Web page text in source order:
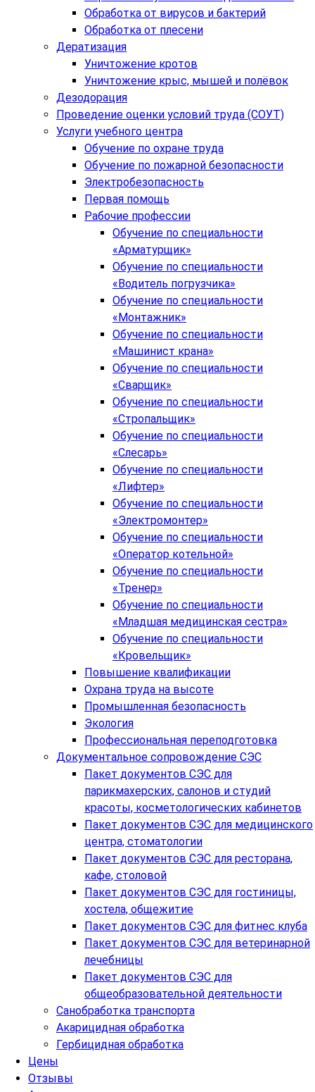
Обработка от вирусов и бактерий
Обработка от плесени
Дератизация
Уничтожение кротов
Уничтожение крыс, мышей и полёвок
Дезодорация
Проведение оценки условий труда (СОУТ)
Услуги учебного центра
Обучение по охране труда
Обучение по пожарной безопасности
Электробезопасность
Первая помощь
Рабочие профессии
Обучение по специальности
«Арматурщик»
Обучение по специальности
«Водитель погрузчика»
Обучение по специальности
«Монтажник»
Обучение по специальности
«Машинист крана»
Обучение по специальности
«Сварщик»
Обучение по специальности
«Стропальщик»
Обучение по специальности
«Слесарь»
Обучение по специальности
«Лифтер»
Обучение по специальности
«Электромонтер»
Обучение по специальности
«Оператор котельной»
Обучение по специальности
«Тренер»
Обучение по специальности
«Младшая медицинская сестра»
Обучение по специальности
«Кровельщик»
Повышение квалификации
Охрана труда на высоте
Промышленная безопасность
Экология
Профессиональная переподготовка
Документальное сопровождение СЭС
Пакет документов СЭС для
парикмахерских, салонов и студий
красоты, косметологических кабинетов
Пакет документов СЭС для медицинского
центра, стоматологии
Пакет документов СЭС для ресторана,
кафе, столовой
Пакет документов СЭС для гостиницы,
хостела, общежитие
Пакет документов СЭС для фитнес клуба
Пакет документов СЭС для ветеринарной
лечебницы
Пакет документов СЭС для
общеобразовательной деятельности
Санобработка транспорта
Акарицидная обработка
Гербицидная обработка
Цены
Отзывы